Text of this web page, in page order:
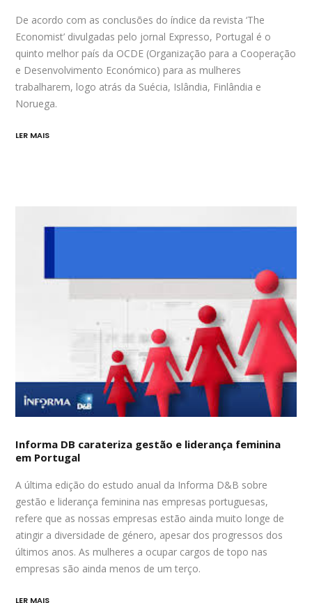
De acordo com as conclusões do índice da revista ‘The
Economist’ divulgadas pelo jornal Expresso, Portugal é o
quinto melhor país da OCDE (Organização para a Cooperação
e Desenvolvimento Económico) para as mulheres
trabalharem, logo atrás da Suécia, Islândia, Finlândia e
Noruega.
LER MAIS
Informa DB carateriza gestão e liderança feminina
em Portugal
A última edição do estudo anual da Informa D&B sobre
gestão e liderança feminina nas empresas portuguesas,
refere que as nossas empresas estão ainda muito longe de
atingir a diversidade de género, apesar dos progressos dos
últimos anos. As mulheres a ocupar cargos de topo nas
empresas são ainda menos de um terço.
LER MAIS